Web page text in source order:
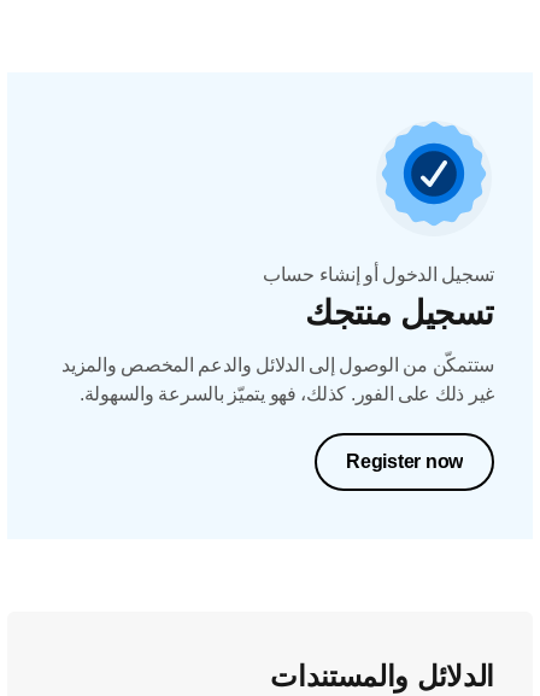
تسجيل الدخول أو إنشاء حساب
تسجيل منتجك
ستتمكّن من الوصول إلى الدلائل والدعم المخصص والمزيد
غير ذلك على الفور. كذلك، فهو يتميّز بالسرعة والسهولة.
Register now
الدلائل والمستندات